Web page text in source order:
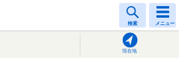
検索 メニュー
現在地